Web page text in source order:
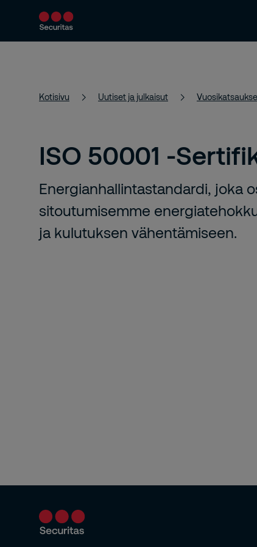
Turvallisuuspalvelut Ratkaisumme
Kotisivu Uutiset ja julkaisut
ISO 50001 -
Energianhallintastandardi, joka
sitoutumisemme
ja kulutuksen vähentämiseen.